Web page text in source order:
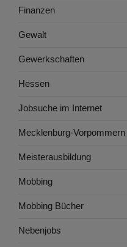
Finanzen
Gewalt
Gewerkschaften
Hessen
Jobsuche im Internet
Mecklenburg-Vorpommern
Meisterausbildung
Mobbing
Mobbing Bücher
Nebenjobs